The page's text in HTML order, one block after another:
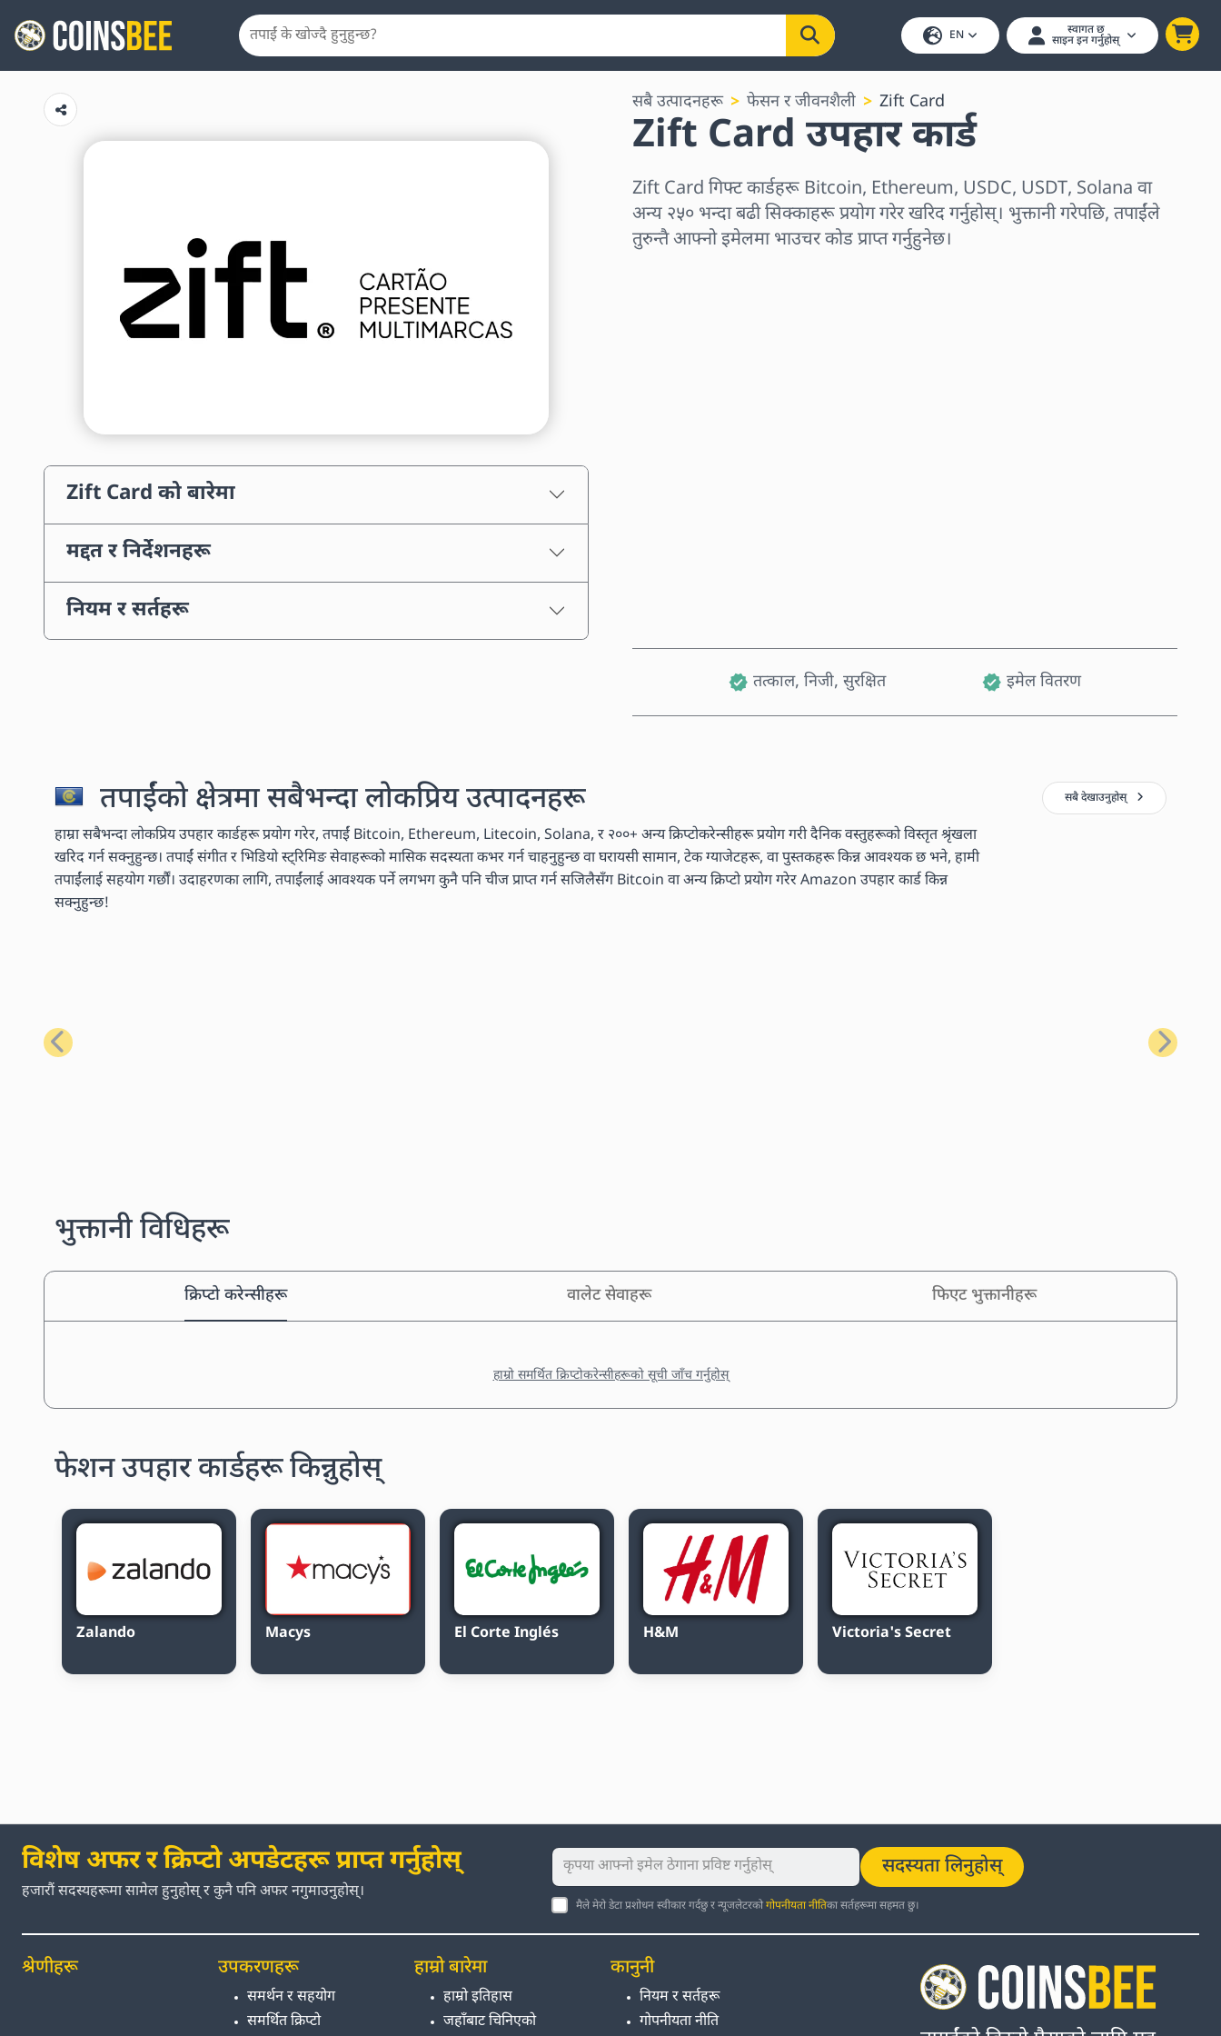
EN स्वागत छ
साइन इन गर्नुहोस्
Zift Card को बारेमा
मद्दत र निर्देशनहरू
नियम र सर्तहरू
सबै उत्पादनहरू फेसन र जीवनशैली Zift Card
Zift Card उपहार कार्ड
Zift Card गिफ्ट कार्डहरू Bitcoin, Ethereum, USDC, USDT, Solana वा
अन्य २५० भन्दा बढी सिक्काहरू प्रयोग गरेर खरिद गर्नुहोस्। भुक्तानी गरेपछि, तपाईंले
तुरुन्तै आफ्नो इमेलमा भाउचर कोड प्राप्त गर्नुहुनेछ।
तत्काल, निजी, सुरक्षित इमेल वितरण
तपाईंको क्षेत्रमा सबैभन्दा लोकप्रिय उत्पादनहरू
हाम्रा सबैभन्दा लोकप्रिय उपहार कार्डहरू प्रयोग गरेर, तपाईं Bitcoin, Ethereum, Litecoin, Solana, र २००+ अन्य क्रिप्टोकरेन्सीहरू प्रयोग गरी दैनिक वस्तुहरूको विस्तृत श्रृंखला
खरिद गर्न सक्नुहुन्छ। तपाईं संगीत र भिडियो स्ट्रिमिङ सेवाहरूको मासिक सदस्यता कभर गर्न चाहनुहुन्छ वा घरायसी सामान, टेक ग्याजेटहरू, वा पुस्तकहरू किन्न आवश्यक छ भने, हामी
तपाईंलाई सहयोग गर्छौं। उदाहरणका लागि, तपाईंलाई आवश्यक पर्ने लगभग कुनै पनि चीज प्राप्त गर्न सजिलैसँग Bitcoin वा अन्य क्रिप्टो प्रयोग गरेर Amazon उपहार कार्ड किन्न
सक्नुहुन्छ!
सबै देखाउनुहोस्
अघिल्लो अर्को
भुक्तानी विधिहरू
क्रिप्टो करेन्सीहरू वालेट सेवाहरू फिएट भुक्तानीहरू
हाम्रो समर्थित क्रिप्टोकरेन्सीहरूको सूची जाँच गर्नुहोस्
फेशन उपहार कार्डहरू किन्नुहोस्
Zalando Macys El Corte Inglés H&M Victoria's Secret
विशेष अफर र क्रिप्टो अपडेटहरू प्राप्त गर्नुहोस्
हजारौं सदस्यहरूमा सामेल हुनुहोस् र कुनै पनि अफर नगुमाउनुहोस्।
सदस्यता लिनुहोस्
मैले मेरो डेटा प्रशोधन स्वीकार गर्दछु र न्यूजलेटरकोगोपनीयता नीतिका सर्तहरूमा सहमत छु।
श्रेणीहरू उपकरणहरू
समर्थन र सहयोग
समर्थित क्रिप्टो
हाम्रो बारेमा
हाम्रो इतिहास
जहाँबाट चिनिएको
कानुनी
नियम र सर्तहरू
गोपनीयता नीति